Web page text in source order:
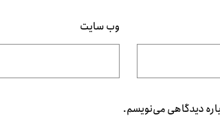
وب‌ سایت
دیدگاهی می‌نویسم.